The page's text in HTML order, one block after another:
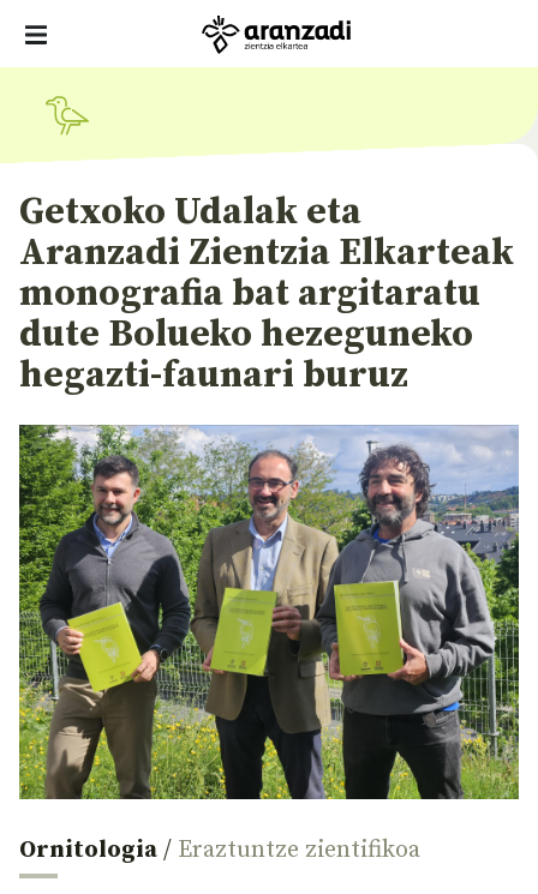
Getxoko Udalak eta
Aranzadi Zientzia Elkarteak
monografia bat argitaratu
dute Bolueko hezeguneko
hegazti-faunari buruz
Ornitologia / Eraztuntze zientifikoa